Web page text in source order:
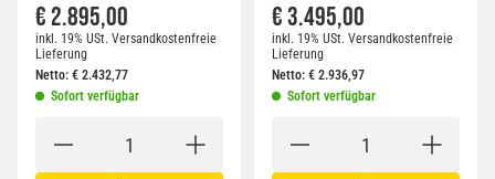
€ 2.895,00
inkl. 19% USt. Versandkostenfreie
Lieferung
Netto: € 2.432,77
Sofort verfügbar
€ 3.495,00
inkl. 19% USt. Versandkostenfreie
Lieferung
Netto: € 2.936,97
Sofort verfügbar